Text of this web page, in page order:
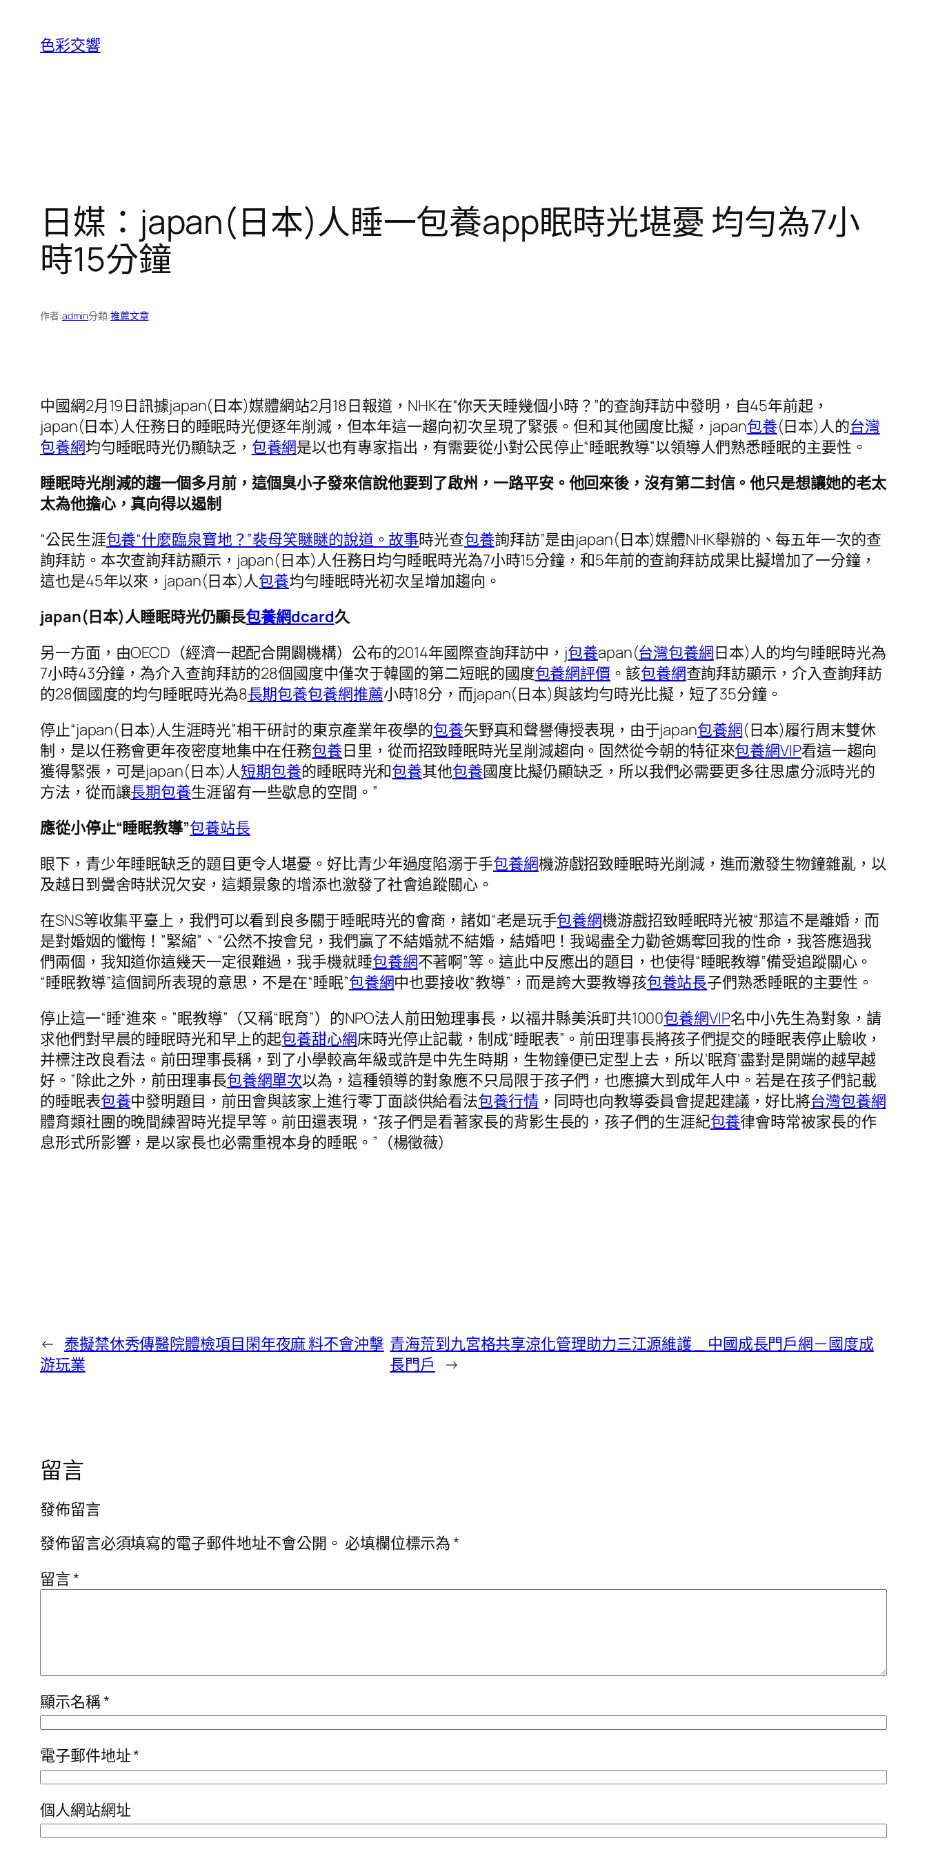
色彩交響
日媒：japan(日本)人睡一包養app眠時光堪憂 均勻為7小
時15分鐘
作者:admin分類:推薦文章
中國網2月19日訊據japan(日本)媒體網站2月18日報道，NHK在“你天天睡幾個小時？”的查詢拜訪中發明，自45年前起，
japan(日本)人任務日的睡眠時光便逐年削減，但本年這一趨向初次呈現了緊張。但和其他國度比擬，japan包養(日本)人的台灣
包養網均勻睡眠時光仍顯缺乏， 包養網是以也有專家指出，有需要從小對公民停止“睡眠教導”以領導人們熟悉睡眠的主要性。
睡眠時光削減的趨一個多月前，這個臭小子發來信說他要到了啟州，一路平安。他回來後，沒有第二封信。他只是想讓她的老太
太為他擔心，真向得以遏制
“公民生涯包養“什麼臨泉寶地？”裴母笑瞇瞇的說道。故事時光查包養詢拜訪”是由japan(日本)媒體NHK舉辦的、每五年一次的查
詢拜訪。本次查詢拜訪顯示，japan(日本)人任務日均勻睡眠時光為7小時15分鐘，和5年前的查詢拜訪成果比擬增加了一分鐘，
這也是45年以來，japan(日本)人包養均勻睡眠時光初次呈增加趨向。
japan(日本)人睡眠時光仍顯長包養網dcard久
另一方面，由OECD（經濟一起配合開闢機構）公布的2014年國際查詢拜訪中，j包養apan(台灣包養網日本)人的均勻睡眠時光為
7小時43分鐘，為介入查詢拜訪的28個國度中僅次于韓國的第二短眠的國度包養網評價 。該包養網查詢拜訪顯示，介入查詢拜訪
的28個國度的均勻睡眠時光為8長期包養包養網推薦小時18分，而japan(日本)與該均勻時光比擬，短了35分鐘。
停止“japan(日本)人生涯時光”相干研討的東京產業年夜學的包養矢野真和聲譽傳授表現，由于japan包養網(日本)履行周末雙休
制，是以任務會更年夜密度地集中在任務包養日里，從而招致睡眠時光呈削減趨向。固然從今朝的特征來包養網VIP看這一趨向
獲得緊張，可是japan(日本)人短期包養的睡眠時光和包養其他包養國度比擬仍顯缺乏，所以我們必需要更多往思慮分派時光的
方法，從而讓長期包養生涯留有一些歇息的空間。”
應從小停止“睡眠教導”包養站長
眼下，青少年睡眠缺乏的題目更令人堪憂。好比青少年過度陷溺于手包養網機游戲招致睡眠時光削減，進而激發生物鐘雜亂，以
及越日到黌舍時狀況欠安，這類景象的增添也激發了社會追蹤關心。
在SNS等收集平臺上，我們可以看到良多關于睡眠時光的會商，諸如“老是玩手包養網機游戲招致睡眠時光被“那這不是離婚，而
是對​​婚姻的懺悔！”緊縮”、“公然不按會兒，我們贏了不結婚就不結婚，結婚吧！我竭盡全力勸爸媽奪回我的性命，我答應過我
們兩個，我知道你這幾天一定很難過，我手機就睡包養網不著啊”等。這此中反應出的題目，也使得“睡眠教導”備受追蹤關心。
“睡眠教導”這個詞所表現的意思，不是在“睡眠”包養網中也要接收“教導”，而是誇大要教導孩包養站長子們熟悉睡眠的主要性。
停止這一“睡“進來。”眠教導”（又稱“眠育”）的NPO法人前田勉理事長，以福井縣美浜町共1000包養網VIP名中小先生為對象，請
求他們對早晨的睡眠時光和早上的起包養甜心網床時光停止記載，制成“睡眠表”。前田理事長將孩子們提交的睡眠表停止驗收，
并標注改良看法。前田理事長稱，到了小學較高年級或許是中先生時期，生物鐘便已定型上去，所以‘眠育’盡對是開端的越早越
好。”除此之外，前田理事長包養網單次以為，這種領導的對象應不只局限于孩子們，也應擴大到成年人中。若是在孩子們記載
的睡眠表包養中發明題目，前田會與該家上進行零丁面談供給看法包養行情 ，同時也向教導委員會提起建議，好比將台灣包養網
體育類社團的晚間練習時光提早等。前田還表現，“孩子們是看著家長的背影生長的，孩子們的生涯紀包養律會時常被家長的作
息形式所影響，是以家長也必需重視本身的睡眠。”（楊徵薇）
← 泰擬禁休秀傳醫院體檢項目閑年夜麻 料不會沖擊
游玩業
青海荒到九宮格共享涼化管理助力三江源維護 _ 中國成長門戶網－國度成
長門戶
→
留言
發佈留言
發佈留言必須填寫的電子郵件地址不會公開。 必填欄位標示為*
留言*
顯示名稱*
電子郵件地址*
個人網站網址